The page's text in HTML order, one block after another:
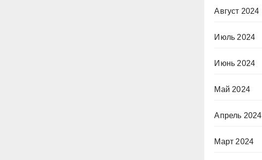
Август 2024
Июль 2024
Июнь 2024
Май 2024
Апрель 2024
Март 2024